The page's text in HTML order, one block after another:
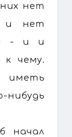
нет
и нет
- и и
чему.
иметь
нибудь
начал